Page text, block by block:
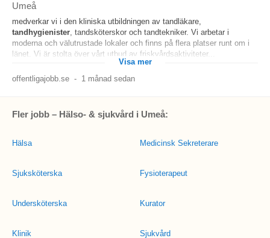
Umeå
medverkar vi i den kliniska utbildningen av tandläkare,
tandhygienister, tandsköterskor och tandtekniker. Vi arbetar i
moderna och välutrustade lokaler och finns på flera platser runt om i
länet. Vi är stolta över vårt utbud av friskvårdsaktiviteter...
Visa mer
offentligajobb.se - 1 månad sedan
Fler jobb – Hälso- & sjukvård i Umeå:
Hälsa
Sjuksköterska
Undersköterska
Klinik
Medicinsk Sekreterare
Fysioterapeut
Kurator
Sjukvård